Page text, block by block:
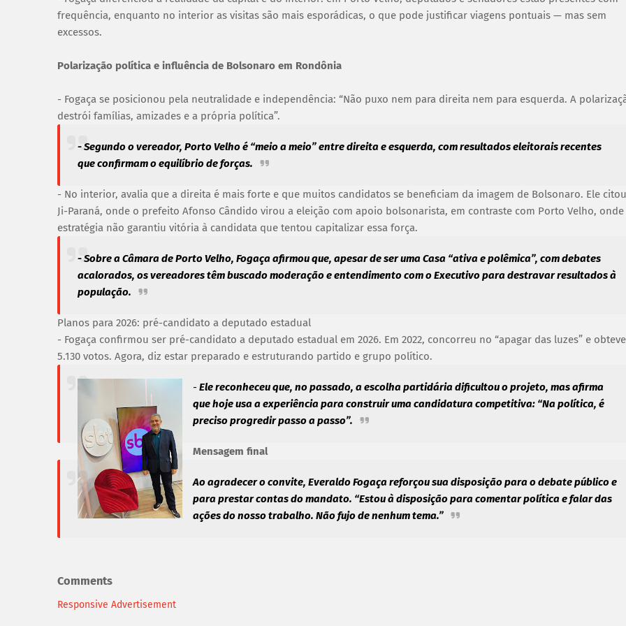
frequência, enquanto no interior as visitas são mais esporádicas, o que pode justificar viagens pontuais — mas sem
excessos.
Polarização política e influência de Bolsonaro em Rondônia
- Fogaça se posicionou pela neutralidade e independência: “Não puxo nem para direita nem para esquerda. A
destrói famílias, amizades e a própria política”.
- Segundo o vereador, Porto Velho é “meio a meio” entre direita e esquerda, com resultados eleitorais recentes
que confirmam o equilíbrio de forças.
- No interior, avalia que a direita é mais forte e que muitos candidatos se beneficiam da imagem de Bolsonaro. Ele citou
Ji-Paraná, onde o prefeito Afonso Cândido virou a eleição com apoio bolsonarista, em contraste com Porto Velho, onde
estratégia não garantiu vitória à candidata que tentou capitalizar essa força.
- Sobre a Câmara de Porto Velho, Fogaça afirmou que, apesar de ser uma Casa “ativa e polêmica”, com debates
acalorados, os vereadores têm buscado moderação e entendimento com o Executivo para destravar resultados à
população.
Planos para 2026: pré-candidato a deputado estadual
- Fogaça confirmou ser pré-candidato a deputado estadual em 2026. Em 2022, concorreu no “apagar das luzes” e obteve
5.130 votos. Agora, diz estar preparado e estruturando partido e grupo político.
-Ele reconheceu que, no passado, a escolha partidária dificultou o projeto, mas afirma
que hoje usa a experiência para construir uma candidatura competitiva: “Na política, é
preciso progredir passo a passo”.
Mensagem final
Ao agradecer o convite, Everaldo Fogaça reforçou sua disposição para o debate público e
para prestar contas do mandato. “Estou à disposição para comentar política e falar das
ações do nosso trabalho. Não fujo de nenhum tema.”
Comments
Responsive Advertisement